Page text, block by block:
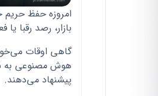
امروزه حفظ
بازار، رصد رقبا
هوش مصنوعی به
پیشنهاد می‌دهند.